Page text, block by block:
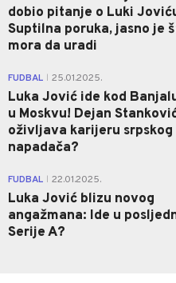
dobio pitanje o Luki
Suptilna poruka, jasno je
mora da uradi
FUDBAL 25.01.2025.
Luka Jović ide kod
u Moskvu! Dejan
oživljava karijeru srpskog
napadača?
FUDBAL 22.01.2025.
Luka Jović blizu novog
angažmana: Ide u
Serije A?